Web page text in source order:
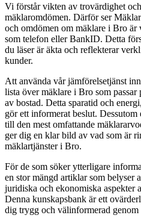
Vi förstår vikten av trovärdighet
mäklaromdömen. Därför ser
och omdömen om mäklare i Bro är
som telefon eller BankID. Detta
du läser är äkta och reflekterar
kunder.
Att använda vår jämförelsetjänst
lista över mäklare i Bro som
av bostad. Detta sparatid och
gör ett informerat beslut.
till den mest omfattande
ger dig en klar bild av vad som är
mäklartjänster i Bro.
För de som söker ytterligare
en stor mängd artiklar som belyser
juridiska och ekonomiska aspekter
Denna kunskapsbank är ett
dig trygg och välinformerad genom